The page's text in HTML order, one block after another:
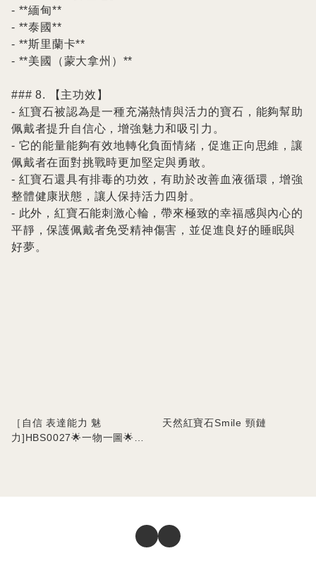
- **緬甸**
- **泰國**
- **斯里蘭卡**
- **美國（蒙大拿州）**
### 8. 【主功效】
- 紅寶石被認為是一種充滿熱情與活力的寶石，能夠幫助
佩戴者提升自信心，增強魅力和吸引力。
- 它的能量能夠有效地轉化負面情緒，促進正向思維，讓
佩戴者在面對挑戰時更加堅定與勇敢。
- 紅寶石還具有排毒的功效，有助於改善血液循環，增強
整體健康狀態，讓人保持活力四射。
- 此外，紅寶石能刺激心輪，帶來極致的幸福感與內心的
平靜，保護佩戴者免受精神傷害，並促進良好的睡眠與
好夢。
［自信 表達能力 魅
力]HBS0027🌟一物一圖🌟天
天然紅寶石Smile 頸鏈